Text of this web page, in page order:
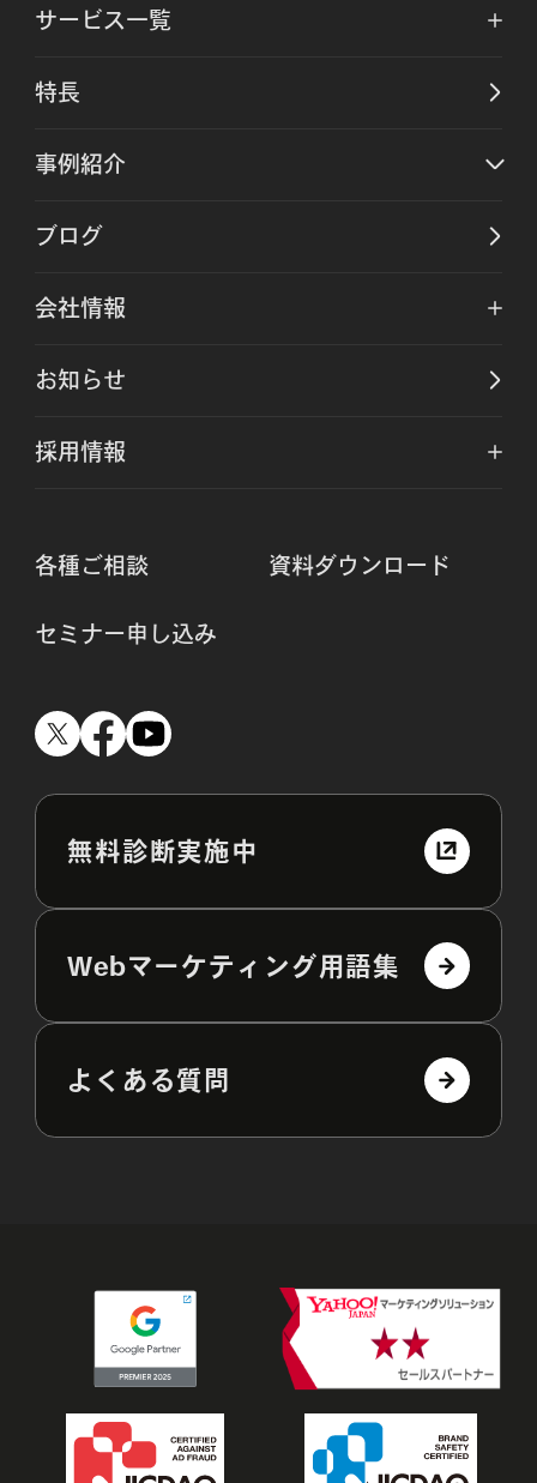
サービス一覧
特長
事例紹介
ブログ
会社情報
お知らせ
採用情報
各種ご相談 資料ダウンロード
セミナー申し込み
無料診断実施中
Webマーケティング用語集
よくある質問